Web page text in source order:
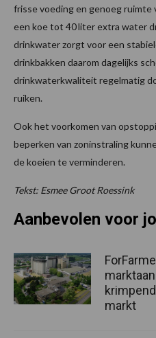
frisse voeding en genoeg ruimte
een koe tot 40 liter extra water
drinkwater zorgt voor een
drinkbakken daarom dagelijks
drinkwaterkwaliteit regelmatig
ruiken.
Ook het voorkomen van
beperken van zoninstraling
de koeien te verminderen.
Tekst: Esmee Groot Roessink
Aanbevolen voor
markt